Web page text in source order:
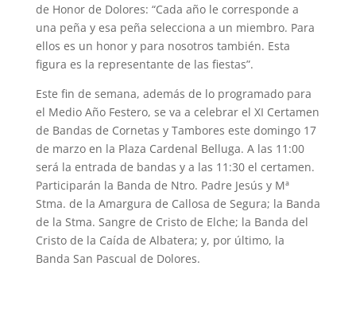
de Honor de Dolores: “Cada año le corresponde a
una peña y esa peña selecciona a un miembro. Para
ellos es un honor y para nosotros también. Esta
figura es la representante de las fiestas”.
Este fin de semana, además de lo programado para
el Medio Año Festero, se va a celebrar el XI Certamen
de Bandas de Cornetas y Tambores este domingo 17
de marzo en la Plaza Cardenal Belluga. A las 11:00
será la entrada de bandas y a las 11:30 el certamen.
Participarán la Banda de Ntro. Padre Jesús y Mª
Stma. de la Amargura de Callosa de Segura; la Banda
de la Stma. Sangre de Cristo de Elche; la Banda del
Cristo de la Caída de Albatera; y, por último, la
Banda San Pascual de Dolores.